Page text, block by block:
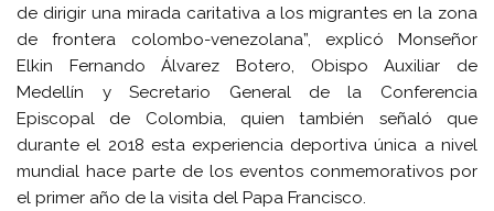
de dirigir una mirada caritativa a los migrantes en la zona
de frontera colombo-venezolana”, explicó Monseñor
Elkin Fernando Álvarez Botero, Obispo Auxiliar de
Medellín y Secretario General de la Conferencia
Episcopal de Colombia, quien también señaló que
durante el 2018 esta experiencia deportiva única a nivel
mundial hace parte de los eventos conmemorativos por
el primer año de la visita del Papa Francisco.